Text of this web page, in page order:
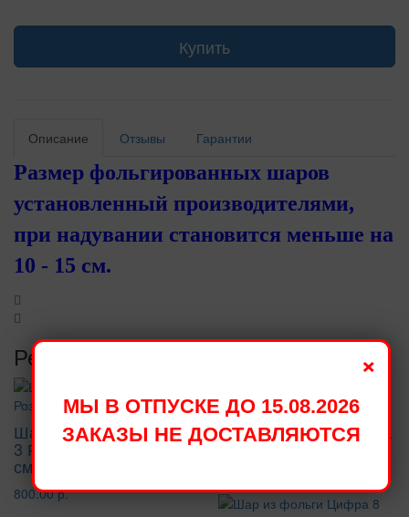
Купить
Описание Отзывы Гарантии
Размер фольгированных шаров
установленный производителями,
при надувании становится меньше на
10 - 15 см.
Рекомендуемые товары
Шар из фольги Цифра
3 Розовое Золото 102
см
800.00 р.
Шар из фольги Цифра
2 Сатин Cream 102 см
×
МЫ В ОТПУСКЕ ДО 15.08.2026
ЗАКАЗЫ НЕ ДОСТАВЛЯЮТСЯ